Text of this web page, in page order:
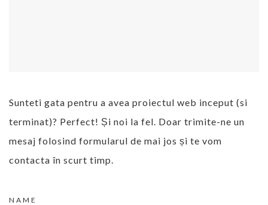
Sunteti gata pentru a avea proiectul web inceput (si
terminat)? Perfect! Și noi la fel. Doar trimite-ne un
mesaj folosind formularul de mai jos și te vom
contacta în scurt timp.
NAME